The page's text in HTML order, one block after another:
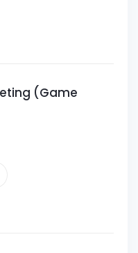
(Game